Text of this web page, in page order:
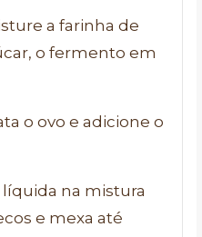
a farinha de
o fermento em
o ovo e adicione o
na mistura
e mexa até